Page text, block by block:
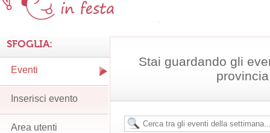
Stai guardando gli
SFOGLIA:
Eventi
Inserisci evento
Area utenti